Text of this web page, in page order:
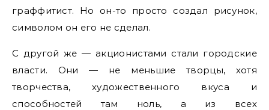
граффитист. Но он-то просто создал рисунок,
символом он его не сделал.
С другой же — акционистами стали городские
власти. Они — не меньшие творцы, хотя
творчества, художественного вкуса и
способностей там ноль, а из всех